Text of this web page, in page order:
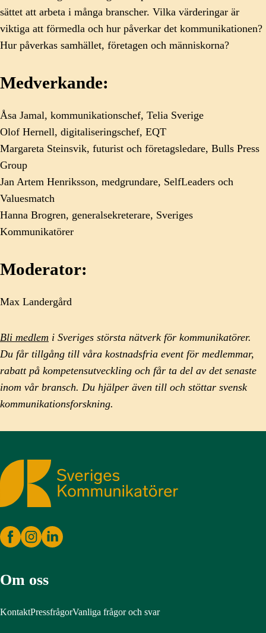
sättet att arbeta i många branscher. Vilka värderingar är
viktiga att förmedla och hur påverkar det kommunikationen?
Hur påverkas samhället, företagen och människorna?
Medverkande:
Åsa Jamal, kommunikationschef, Telia Sverige
Olof Hernell, digitaliseringschef, EQT
Margareta Steinsvik, futurist och företagsledare, Bulls Press
Group
Jan Artem Henriksson, medgrundare, SelfLeaders och
Valuesmatch
Hanna Brogren, generalsekreterare, Sveriges
Kommunikatörer
Moderator:
Max Landergård
Bli medlem i Sveriges största nätverk för kommunikatörer.
Du får tillgång till våra kostnadsfria event för medlemmar,
rabatt på kompetensutveckling och får ta del av det senaste
inom vår bransch. Du hjälper även till och stöttar svensk
kommunikationsforskning.
Sveriges Kommunikatörer
Om oss
KontaktPressfrågorVanliga frågor och svar